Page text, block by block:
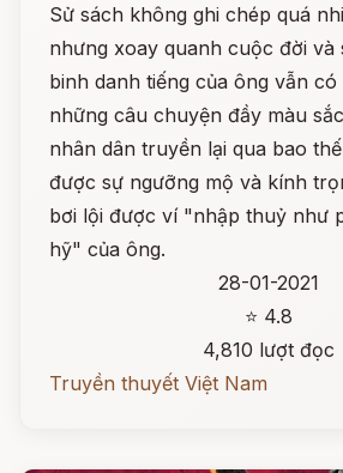
Sử sách không ghi chép quá
nhưng xoay quanh cuộc đời và
binh danh tiếng của ông vẫn
những câu chuyện đầy màu
nhân dân truyền lại qua bao
được sự ngưỡng mộ và kính
bơi lội được ví "nhập thuỷ như
hỹ" của ông.
28-01-2021
⭐ 4.8
4,810 lượt đọc
Truyền thuyết Việt Nam